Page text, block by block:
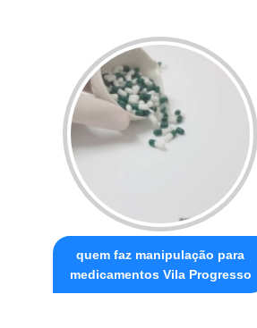
quem faz manipulação para
medicamentos Vila Progresso